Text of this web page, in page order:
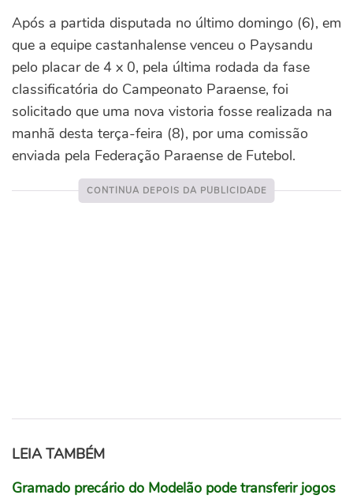
Após a partida disputada no último domingo (6), em
que a equipe castanhalense venceu o Paysandu
pelo placar de 4 x 0, pela última rodada da fase
classificatória do Campeonato Paraense, foi
solicitado que uma nova vistoria fosse realizada na
manhã desta terça-feira (8), por uma comissão
enviada pela Federação Paraense de Futebol.
LEIA TAMBÉM
Gramado precário do Modelão pode transferir jogos